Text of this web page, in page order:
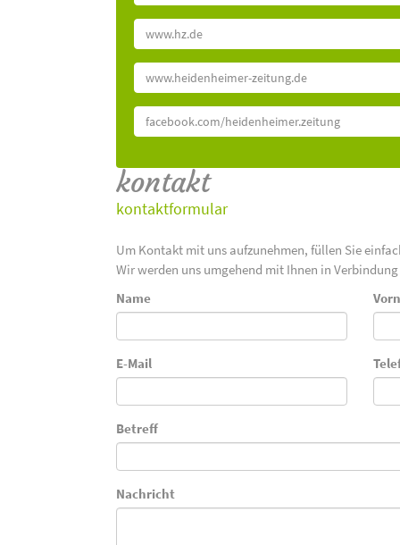
www.hz.de
www.heidenheimer-zeitung.de
facebook.com/heidenheimer.zeitung
kontakt
kontaktformular
Um Kontakt mit uns aufzunehmen, füllen Sie
Wir werden uns umgehend mit Ihnen in
Name
E-Mail
Betreff
Nachricht